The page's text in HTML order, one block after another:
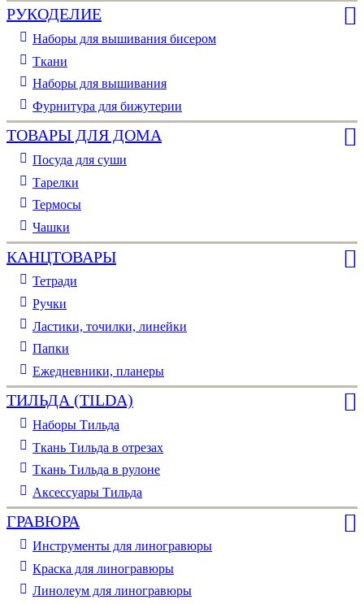
РУКОДЕЛИЕ
Наборы для вышивания бисером
Ткани
Наборы для вышивания
Фурнитура для бижутерии
ТОВАРЫ ДЛЯ ДОМА
Посуда для суши
Тарелки
Термосы
Чашки
КАНЦТОВАРЫ
Тетради
Ручки
Ластики, точилки, линейки
Папки
Ежедневники, планеры
ТИЛЬДА (TILDA)
Наборы Тильда
Ткань Тильда в отрезах
Ткань Тильда в рулоне
Аксессуары Тильда
ГРАВЮРА
Инструменты для линогравюры
Краска для линогравюры
Линолеум для линогравюры